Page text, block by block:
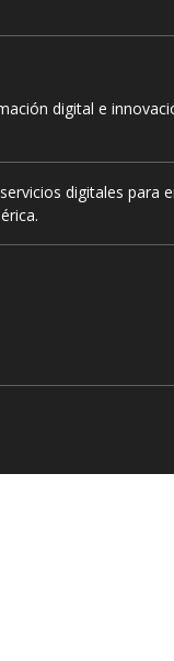
digital e
digitales para